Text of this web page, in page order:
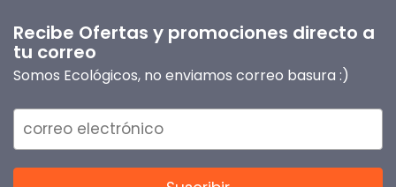
Recibe Ofertas y promociones directo a
tu correo
Somos Ecológicos, no enviamos correo basura :)